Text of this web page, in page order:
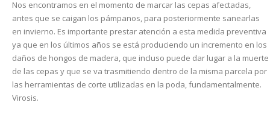
Nos encontramos en el momento de marcar las cepas afectadas,
antes que se caigan los pámpanos, para posteriormente sanearlas
en invierno. Es importante prestar atención a esta medida preventiva
ya que en los últimos años se está produciendo un incremento en los
daños de hongos de madera, que incluso puede dar lugar a la muerte
de las cepas y que se va trasmitiendo dentro de la misma parcela por
las herramientas de corte utilizadas en la poda, fundamentalmente.
Virosis.